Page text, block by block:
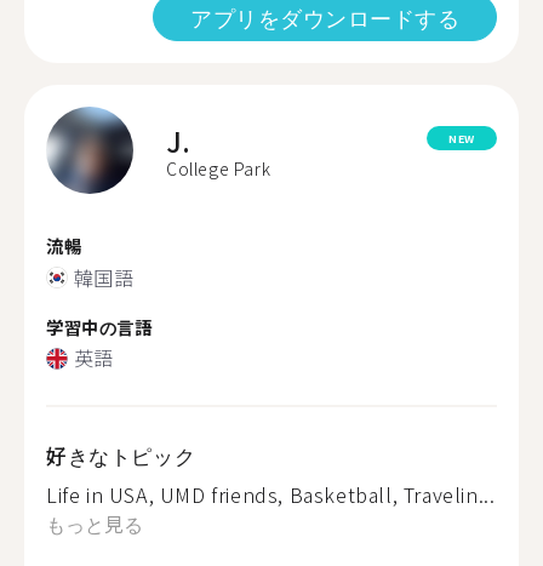
アプリをダウンロードする
J.
College Park
NEW
流暢
韓国語
学習中の言語
英語
好きなトピック
Life in USA, UMD friends, Basketball, Travelin...
もっと見る